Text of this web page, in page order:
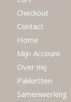
Checkout
Contact
Home
Mijn Account
Over mij
Pakketten
Samenwerking